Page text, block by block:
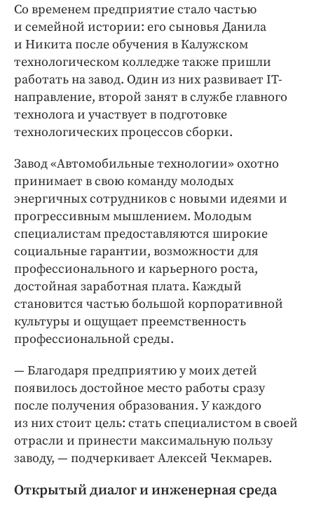
Со временем предприятие стало частью
и семейной истории: его сыновья Данила
и Никита после обучения в Калужском
технологическом колледже также пришли
работать на завод. Один из них развивает IT-
направление, второй занят в службе главного
технолога и участвует в подготовке
технологических процессов сборки.
Завод «Автомобильные технологии» охотно
принимает в свою команду молодых
энергичных сотрудников с новыми идеями и
прогрессивным мышлением. Молодым
специалистам предоставляются широкие
социальные гарантии, возможности для
профессионального и карьерного роста,
достойная заработная плата. Каждый
становится частью большой корпоративной
культуры и ощущает преемственность
профессиональной среды.
— Благодаря предприятию у моих детей
появилось достойное место работы сразу
после получения образования. У каждого
из них стоит цель: стать специалистом в своей
отрасли и принести максимальную пользу
заводу, — подчеркивает Алексей Чекмарев.
Открытый диалог и инженерная среда